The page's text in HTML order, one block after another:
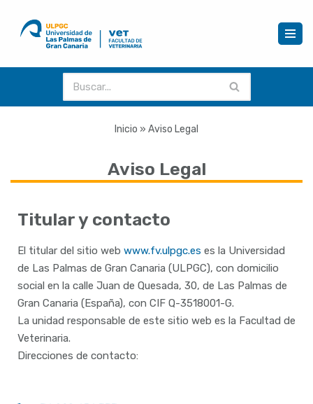
Saltar
Inicio » Aviso Legal
Aviso Legal
Titular y contacto
El titular del sitio web www.fv.ulpgc.es es la Universidad
de Las Palmas de Gran Canaria (ULPGC), con domicilio
social en la calle Juan de Quesada, 30, de Las Palmas de
Gran Canaria (España), con CIF Q-3518001-G.
La unidad responsable de este sitio web es la Facultad de
Veterinaria.
Direcciones de contacto: